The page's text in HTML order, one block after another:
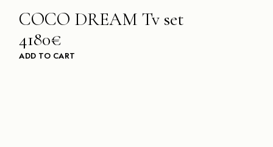
COCO DREAM Tv set
4180€
ADD TO CART